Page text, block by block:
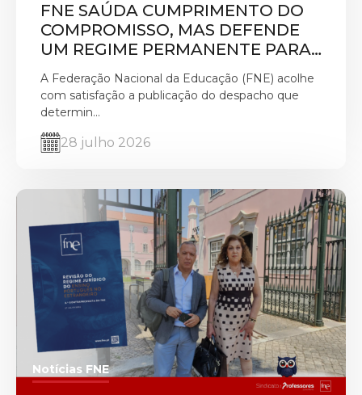
FNE SAÚDA CUMPRIMENTO DO
COMPROMISSO, MAS DEFENDE
UM REGIME PERMANENTE PARA
VALORIZAR A FUNÇÃO DE
PROFESSOR CLASSIFICADOR
A Federação Nacional da Educação (FNE) acolhe
com satisfação a publicação do despacho que
determin...
28 julho 2026
Notícias FNE